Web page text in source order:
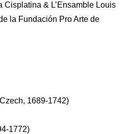
Cisplatina & L’Ensamble Louis
la Fundación Pro Arte de
1689-1742)
1772)